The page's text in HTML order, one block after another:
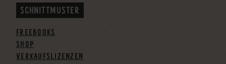
SCHNITTMUSTER
FREEBOOKS
SHOP
VERKAUFSLIZENZEN